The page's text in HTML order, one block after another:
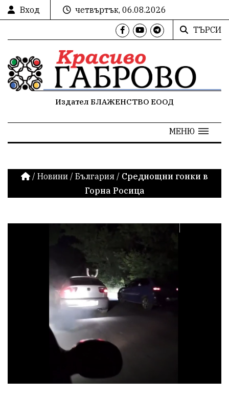
Вход
четвъртък, 06.08.2026
ТЪРСИ
Издател БЛАЖЕНСТВО ЕООД
МЕНЮ
/ Новини / България / Среднощни гонки в
Горна Росица